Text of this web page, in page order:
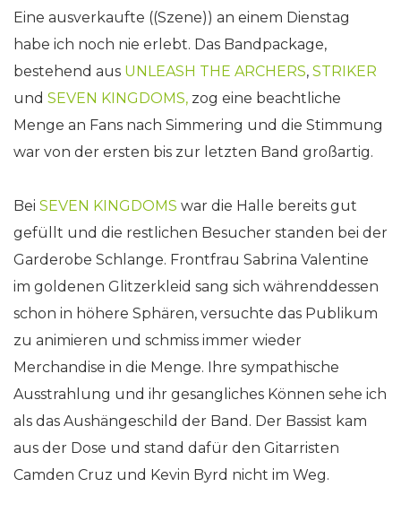
Eine ausverkaufte ((Szene)) an einem Dienstag
habe ich noch nie erlebt. Das Bandpackage,
bestehend aus UNLEASH THE ARCHERS, STRIKER
und SEVEN KINGDOMS, zog eine beachtliche
Menge an Fans nach Simmering und die Stimmung
war von der ersten bis zur letzten Band großartig.
Bei SEVEN KINGDOMS war die Halle bereits gut
gefüllt und die restlichen Besucher standen bei der
Garderobe Schlange. Frontfrau Sabrina Valentine
im goldenen Glitzerkleid sang sich währenddessen
schon in höhere Sphären, versuchte das Publikum
zu animieren und schmiss immer wieder
Merchandise in die Menge. Ihre sympathische
Ausstrahlung und ihr gesangliches Können sehe ich
als das Aushängeschild der Band. Der Bassist kam
aus der Dose und stand dafür den Gitarristen
Camden Cruz und Kevin Byrd nicht im Weg.